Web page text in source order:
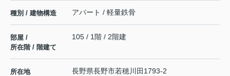
種別 / 建物構造 アパート / 軽量鉄骨
部屋 /
所在階 / 階建て
105 / 1階 / 2階建
所在地 長野県長野市若穂川田 1793-2